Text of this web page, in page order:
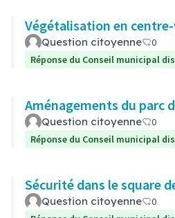
Végétalisation en
Question citoyenne
0
Réponse du Conseil municipal
Aménagements du parc
Question citoyenne
0
Réponse du Conseil municipal
Sécurité dans le square
Question citoyenne
0